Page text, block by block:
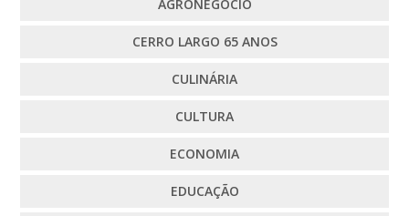
AGRONEGÓCIO
CERRO LARGO 65 ANOS
CULINÁRIA
CULTURA
ECONOMIA
EDUCAÇÃO